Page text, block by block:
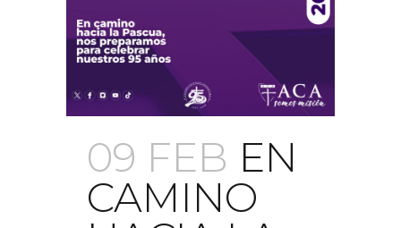
09 FEB EN
CAMINO